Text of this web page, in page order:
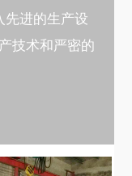
先进的生产设
技术和严密的